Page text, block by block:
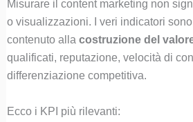
Misurare il content marketing non
o visualizzazioni. I veri indicatori
contenuto alla costruzione del
qualificati, reputazione, velocità di
differenziazione competitiva.
Ecco i KPI più rilevanti: